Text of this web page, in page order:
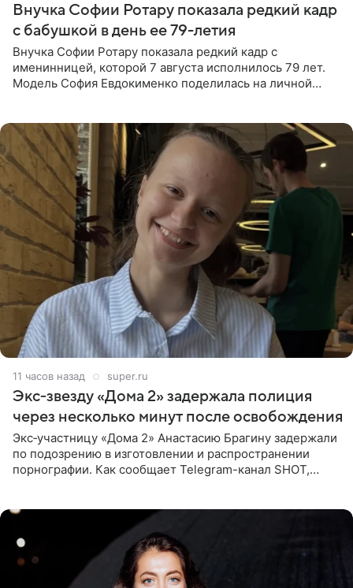
Внучка Софии Ротару показала редкий кадр
с бабушкой в день ее 79-летия
Внучка Софии Ротару показала редкий кадр с
именинницей, которой 7 августа исполнилось 79 лет.
Модель София Евдокименко поделилась на личной
11 часов назад super.ru
Экс‑звезду «Дома 2» задержала полиция
через несколько минут после освобождения
Экс‑участницу «Дома 2» Анастасию Брагину задержали
по подозрению в изготовлении и распространении
порнографии. Как сообщает Telegram-канал SHOT,